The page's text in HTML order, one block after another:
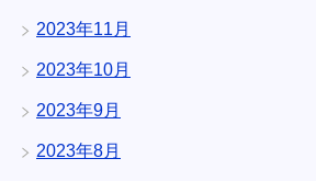
2023年11月
2023年10月
2023年9月
2023年8月